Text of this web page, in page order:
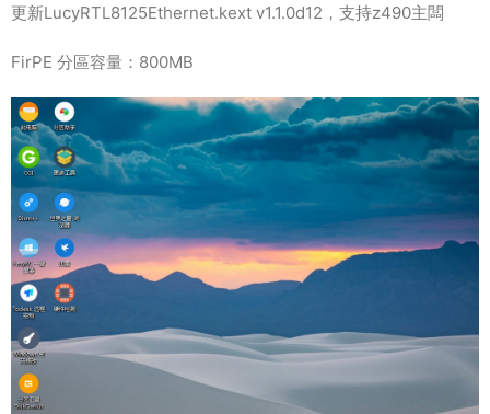
更新LucyRTL8125Ethernet.kext v1.1.0d12，支持z490主闆
FirPE 分區容量：800MB